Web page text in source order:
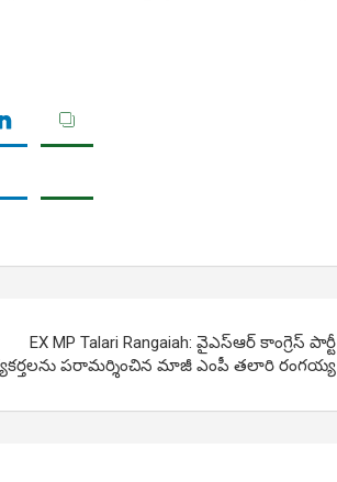
EX MP Talari Rangaiah: వైఎస్ఆర్ కాంగ్రెస్ పార్టీ
పరామర్శించిన మాజీ ఎంపీ తలారి రంగయ్య